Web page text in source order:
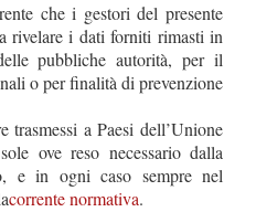
che i gestori del presente
rivelare i dati forniti rimasti in
pubbliche autorità, per il
o per finalità di prevenzione
trasmessi a Paesi dell’Unione
ove reso necessario dalla
e in ogni caso sempre nel
corrente normativa.